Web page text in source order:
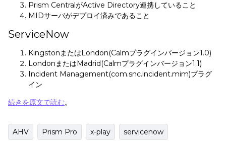
Prism CentralがActive Directory連携していること
MIDサーバがデプロイ済みであること
ServiceNow
KingstonまたはLondon(Calmプラグインバージョン1.0)
LondonまたはMadrid(Calmプラグインバージョン1.1)
Incident Management(com.snc.incident.mim)プラグ
イン
続きを原文で読む。
AHV Prism Pro x-play servicenow